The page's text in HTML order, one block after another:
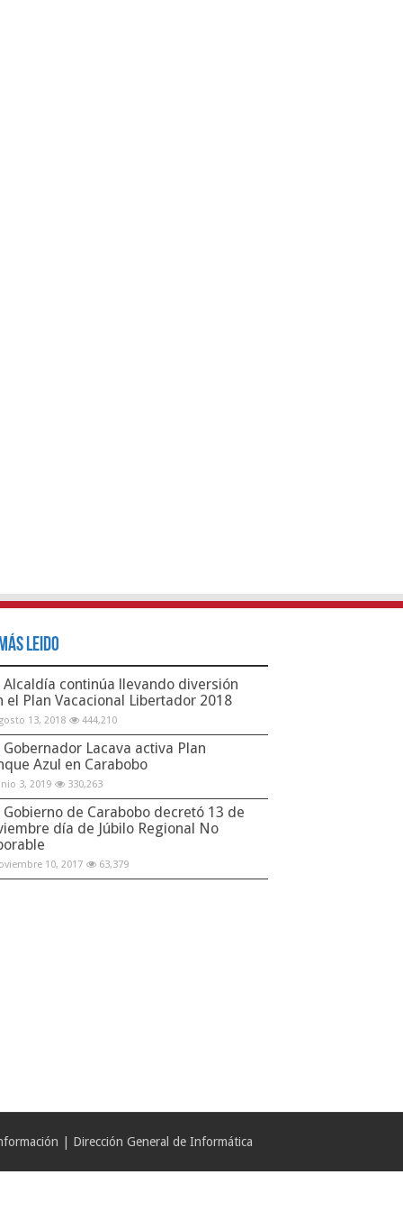
Leido
Alcaldía continúa llevando diversión
el Plan Vacacional Libertador 2018
13, 2018 444,210
Gobernador Lacava activa Plan
Azul en Carabobo
3, 2019 330,263
Gobierno de Carabobo decretó 13 de
día de Júbilo Regional No
10, 2017 63,379
| Dirección General de Informática